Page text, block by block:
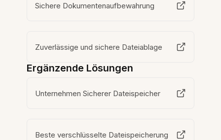
Sichere Dokumentenaufbewahrung
Zuverlässige und sichere Dateiablage
Ergänzende Lösungen
Unternehmen Sicherer Dateispeicher
Beste verschlüsselte Dateispeicherung